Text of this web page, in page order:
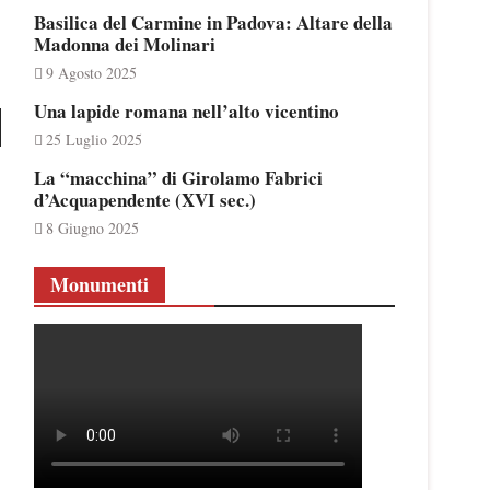
Basilica del Carmine in Padova: Altare della
Madonna dei Molinari
9 Agosto 2025
Una lapide romana nell’alto vicentino
25 Luglio 2025
La “macchina” di Girolamo Fabrici
d’Acquapendente (XVI sec.)
8 Giugno 2025
Monumenti